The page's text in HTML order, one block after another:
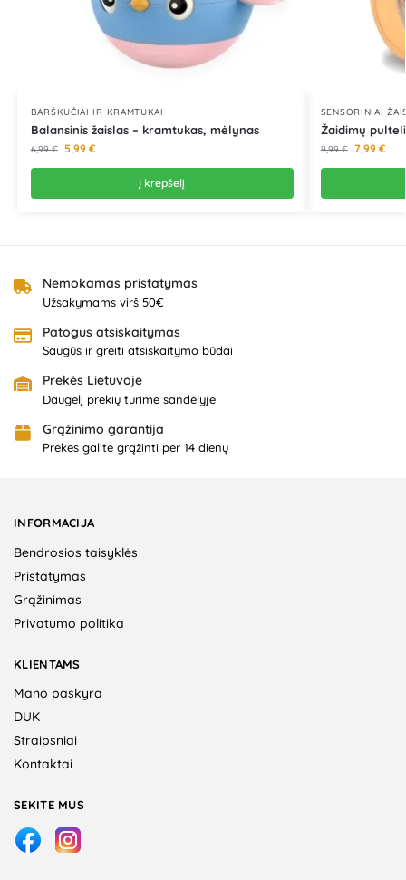
BARŠKUČIAI IR KRAMTUKAI
Balansinis žaislas – kramtukas, mėlynas
6,99€ 5,99 €
Į krepšelį
SENSORINIAI
Žaidimų
9,99€ 7,99 €
Nemokamas pristatymas
Užsakymams virš 50€
Patogus atsiskaitymas
Saugūs ir greiti atsiskaitymo būdai
Prekės Lietuvoje
Daugelį prekių turime sandėlyje
Grąžinimo garantija
Prekes galite grąžinti per 14 dienų
INFORMACIJA
Bendrosios taisyklės
Pristatymas
Grąžinimas
Privatumo politika
KLIENTAMS
Mano paskyra
DUK
Straipsniai
Kontaktai
SEKITE MUS